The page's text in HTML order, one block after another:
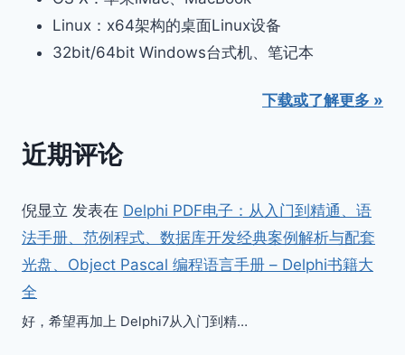
Linux：x64架构的桌面Linux设备
32bit/64bit Windows台式机、笔记本
下载或了解更多 »
近期评论
倪显立 发表在 Delphi PDF电子：从入门到精通、语
法手册、范例程式、数据库开发经典案例解析与配套
光盘、Object Pascal 编程语言手册 – Delphi书籍大
全
好，希望再加上 Delphi7从入门到精…